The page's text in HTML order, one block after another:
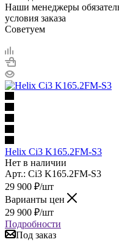
Наши менеджеры
условия заказа
Советуем
Helix Ci3 K165.2FM-S3
Нет в наличии
Арт.: Ci3 K165.2FM-S3
29 900 ₽/шт
Варианты цен
29 900 ₽/шт
Подробности
Под заказ